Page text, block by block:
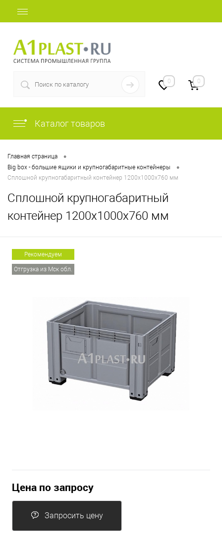
0 0
Каталог товаров
Главная страница •
Big box - большие ящики и крупногабаритные контейнеры •
Сплошной крупногабаритный контейнер 1200х1000х760 мм
Сплошной крупногабаритный
контейнер 1200х1000х760 мм
Рекомендуем
Отгрузка из Мск обл.
Цена по запросу
Запросить цену